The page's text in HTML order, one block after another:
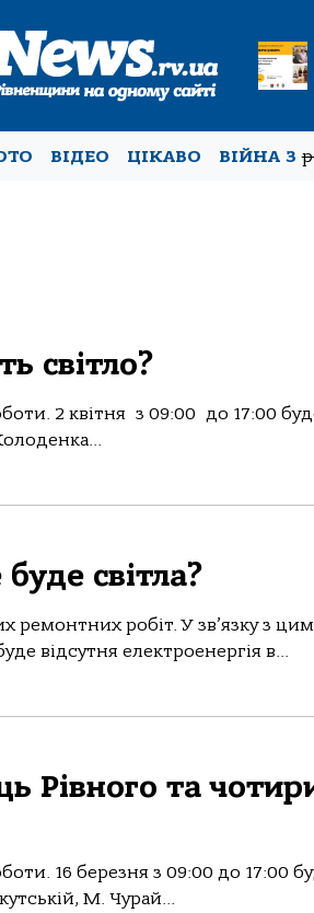
ВІДЕО ЦІКАВО ВІЙНА З
світло?
2 квітня з 09:00 до 17:00
світла?
ремонтних робіт. У зв’язку з
відсутня електроенергія в...
Рівного та
16 березня з 09:00 до 17:00
М. Чурай...